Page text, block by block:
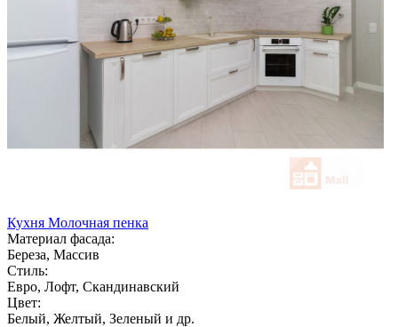
Кухня Молочная пенка
Материал фасада:
Береза, Массив
Стиль:
Евро, Лофт, Скандинавский
Цвет:
Белый, Желтый, Зеленый и др.